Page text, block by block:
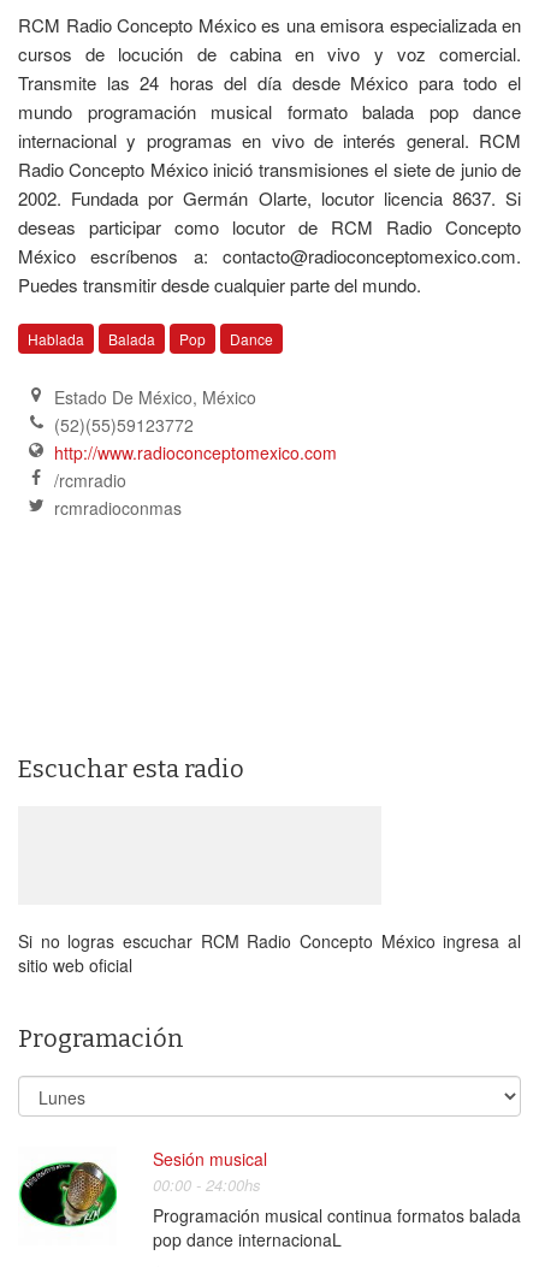
RCM Radio Concepto México es una emisora especializada en
cursos de locución de cabina en vivo y voz comercial.
Transmite las 24 horas del día desde México para todo el
mundo programación musical formato balada pop dance
internacional y programas en vivo de interés general. RCM
Radio Concepto México inició transmisiones el siete de junio de
2002. Fundada por Germán Olarte, locutor licencia 8637. Si
deseas participar como locutor de RCM Radio Concepto
México escríbenos a: contacto@radioconceptomexico.com.
Puedes transmitir desde cualquier parte del mundo.
Hablada Balada Pop Dance
Estado De México, México
(52)(55)59123772
http://www.radioconceptomexico.com
/rcmradio
rcmradioconmas
Escuchar esta radio
Si no logras escuchar RCM Radio Concepto México ingresa al
sitio web oficial
Programación
Sesión musical
00:00 - 24:00hs
Programación musical continua formatos balada
pop dance internacionaL